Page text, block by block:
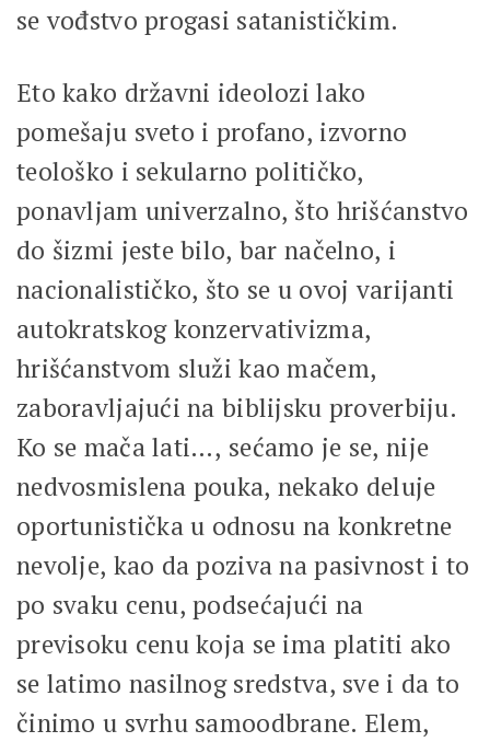
se vođstvo progasi satanističkim.
Eto kako državni ideolozi lako
pomešaju sveto i profano, izvorno
teološko i sekularno političko,
ponavljam univerzalno, što hrišćanstvo
do šizmi jeste bilo, bar načelno, i
nacionalističko, što se u ovoj varijanti
autokratskog konzervativizma,
hrišćanstvom služi kao mačem,
zaboravljajući na biblijsku proverbiju.
Ko se mača lati…, sećamo je se, nije
nedvosmislena pouka, nekako deluje
oportunistička u odnosu na konkretne
nevolje, kao da poziva na pasivnost i to
po svaku cenu, podsećajući na
previsoku cenu koja se ima platiti ako
se latimo nasilnog sredstva, sve i da to
činimo u svrhu samoodbrane. Elem,